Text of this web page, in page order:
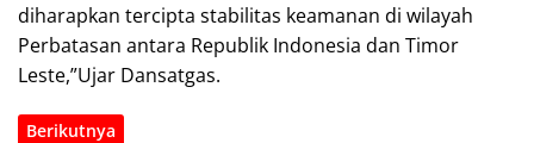
diharapkan tercipta stabilitas keamanan di wilayah
Perbatasan antara Republik Indonesia dan Timor
Leste,”Ujar Dansatgas.
Berikutnya